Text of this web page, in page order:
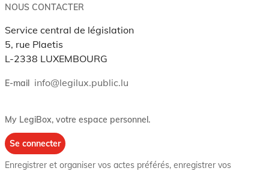
NOUS CONTACTER
Service central de législation
5, rue Plaetis
L-2338 LUXEMBOURG
E-mail info@legilux.public.lu
My LegiBox, votre espace personnel.
Se connecter
Enregistrer et organiser vos actes préférés, enregistrer vos